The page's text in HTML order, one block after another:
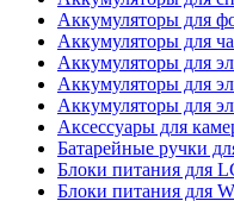
Аккумуляторы для
Аккумуляторы для
Аккумуляторы для
Аккумуляторы для
Аккумуляторы для
Аксессуары для
Батарейные ручки
Блоки питания для
Блоки питания для